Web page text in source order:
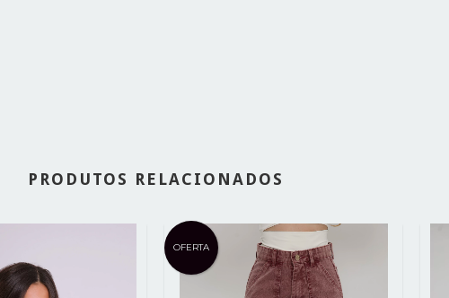
PRODUTOS RELACIONADOS
OFERTA